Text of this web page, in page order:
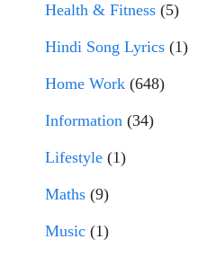
Health & Fitness (5)
Hindi Song Lyrics (1)
Home Work (648)
Information (34)
Lifestyle (1)
Maths (9)
Music (1)